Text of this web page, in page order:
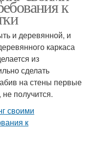
к
и деревянной, и
каркаса
из
сделать
на стены первые
получится.